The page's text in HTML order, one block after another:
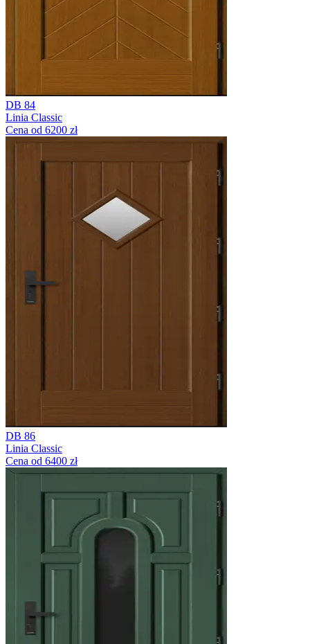
DB 84
Linia Classic
Cena od 6200 zł
DB 86
Linia Classic
Cena od 6400 zł